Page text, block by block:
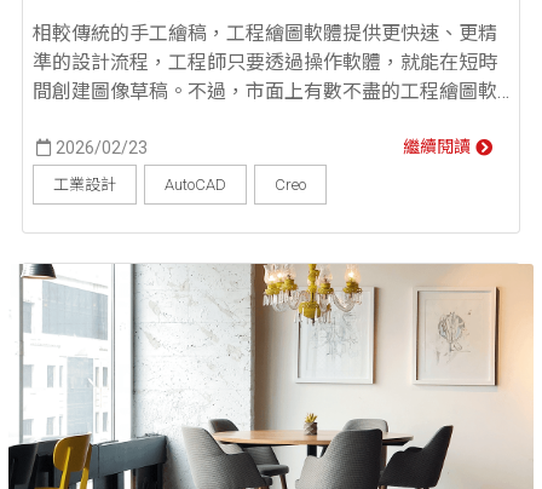
相較傳統的手工繪稿，工程繪圖軟體提供更快速、更精
準的設計流程，工程師只要透過操作軟體，就能在短時
間創建圖像草稿。不過，市面上有數不盡的工程繪圖軟
如何選擇一款適合自己的軟體？ 本文比較市面上常見的
5 款工程繪圖軟體，無論是初學者還是有經驗的專業人
士，都能快速了解這些繪圖軟體的特點、支援格式、價
格和應用領域，找到適合的繪圖工具！ 工程繪圖軟體
一：...
2026/02/23 繼續閱讀
工業設計 AutoCAD Creo